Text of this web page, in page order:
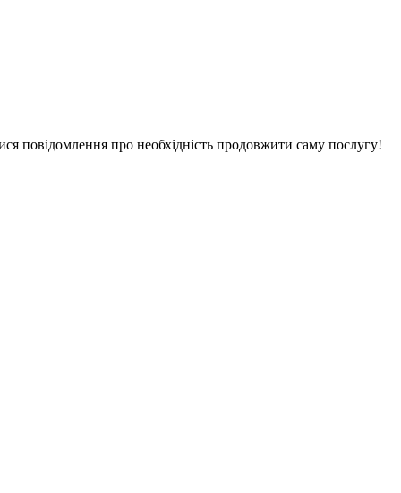
повідомлення про необхідність продовжити саму послугу!